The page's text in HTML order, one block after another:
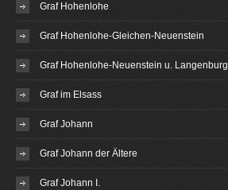
Graf Hohenlohe
Graf Hohenlohe-Gleichen-Neuenstein
Graf Hohenlohe-Neuenstein u. Langenburg
Graf im Elsass
Graf Johann
Graf Johann der Ältere
Graf Johann I.